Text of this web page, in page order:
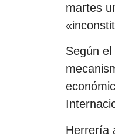
martes
Según
Herrería